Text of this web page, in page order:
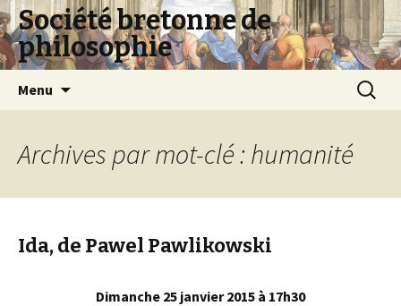
Société bretonne de
philosophie
Menu
Archives par mot-clé : humanité
Ida, de Pawel Pawlikowski
Dimanche 25 janvier 2015 à 17h30